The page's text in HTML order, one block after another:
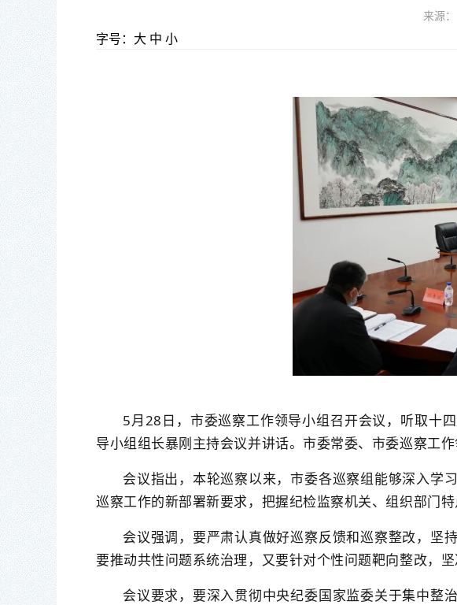
来源
字号： 大 中 小
5月28日，市委巡察工作领导小组召开会议，听取十
导小组组长暴刚主持会议并讲话。市委常委、市委巡察工
会议指出，本轮巡察以来，市委各巡察组能够深入学
巡察工作的新部署新要求，把握纪检监察机关、组织部门
会议强调，要严肃认真做好巡察反馈和巡察整改，坚
要推动共性问题系统治理，又要针对个性问题靶向整改，
会议要求，要深入贯彻中央纪委国家监委关于集中整